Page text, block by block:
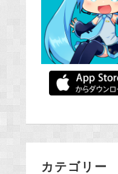
カテゴリー